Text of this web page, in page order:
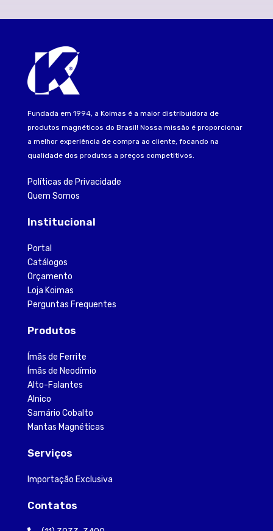
Fundada em 1994, a Koimas é a maior distribuidora de
produtos magnéticos do Brasil! Nossa missão é proporcionar
a melhor experiência de compra ao cliente, focando na
qualidade dos produtos a preços competitivos.
Políticas de Privacidade
Quem Somos
Institucional
Portal
Catálogos
Orçamento
Loja Koimas
Perguntas Frequentes
Produtos
Ímãs de Ferrite
Ímãs de Neodímio
Alto-Falantes
Alnico
Samário Cobalto
Mantas Magnéticas
Serviços
Importação Exclusiva
Contatos